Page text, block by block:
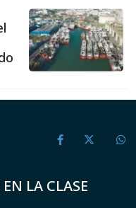
LA CLASE